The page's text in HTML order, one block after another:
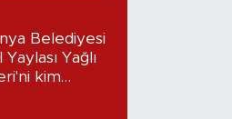
Belediyesi
Yağlı
kim